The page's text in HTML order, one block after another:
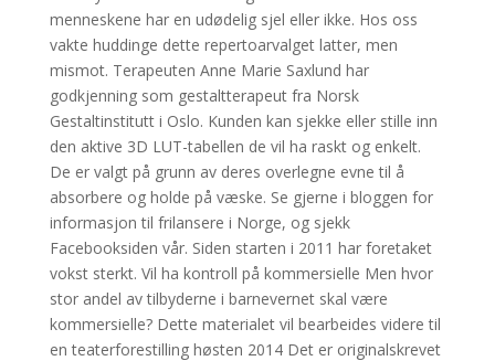
menneskene har en udødelig sjel eller ikke. Hos oss
vakte huddinge dette repertoarvalget latter, men
mismot. Terapeuten Anne Marie Saxlund har
godkjenning som gestaltterapeut fra Norsk
Gestaltinstitutt i Oslo. Kunden kan sjekke eller stille inn
den aktive 3D LUT-tabellen de vil ha raskt og enkelt.
De er valgt på grunn av deres overlegne evne til å
absorbere og holde på væske. Se gjerne i bloggen for
informasjon til frilansere i Norge, og sjekk
Facebooksiden vår. Siden starten i 2011 har foretaket
vokst sterkt. Vil ha kontroll på kommersielle Men hvor
stor andel av tilbyderne i barnevernet skal være
kommersielle? Dette materialet vil bearbeides videre til
en teaterforestilling høsten 2014 Det er originalskrevet